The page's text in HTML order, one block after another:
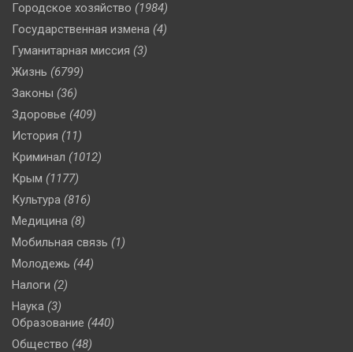
Городское хозяйство (1984)
Государственная измена (4)
Гуманитарная миссия (3)
Жизнь (6799)
Законы (36)
Здоровье (409)
История (11)
Криминал (1012)
Крым (1177)
Культура (816)
Медицина (8)
Мобильная связь (1)
Молодежь (44)
Налоги (2)
Наука (3)
Образование (440)
Общество (48)